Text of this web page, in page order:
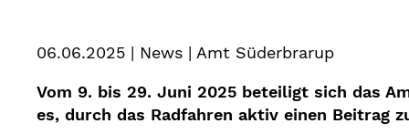
06.06.2025 | News | Amt Süderbrarup
Vom 9. bis 29. Juni 2025 beteiligt sich das
es, durch das Radfahren aktiv einen Beitrag